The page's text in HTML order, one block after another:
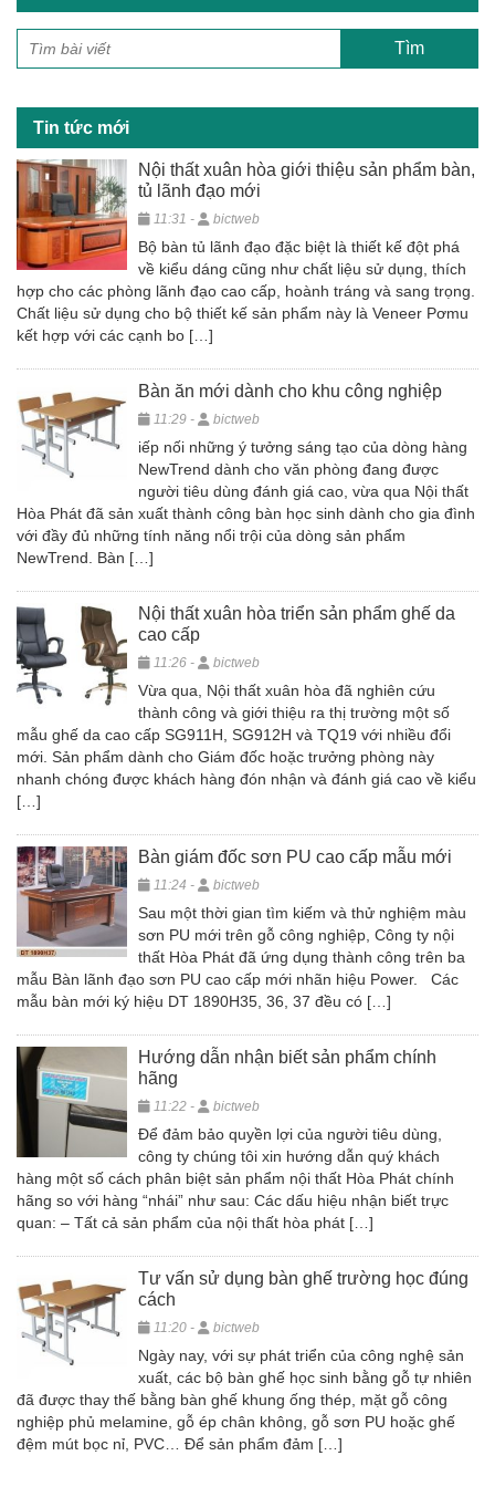
e
b
o
k
er e
Tin tức mới
Nội thất xuân hòa giới thiệu sản phẩm bàn,
tủ lãnh đạo mới
11:31 - bictweb
Bộ bàn tủ lãnh đạo đặc biệt là thiết kế đột phá
về kiểu dáng cũng như chất liệu sử dụng, thích
hợp cho các phòng lãnh đạo cao cấp, hoành tráng và sang trọng.
Chất liệu sử dụng cho bộ thiết kế sản phẩm này là Veneer Pơmu
kết hợp với các cạnh bo […]
Bàn ăn mới dành cho khu công nghiệp
11:29 - bictweb
iếp nối những ý tưởng sáng tạo của dòng hàng
NewTrend dành cho văn phòng đang được
người tiêu dùng đánh giá cao, vừa qua Nội thất
Hòa Phát đã sản xuất thành công bàn học sinh dành cho gia đình
với đầy đủ những tính năng nổi trội của dòng sản phẩm
NewTrend. Bàn […]
Nội thất xuân hòa triển sản phẩm ghế da
cao cấp
11:26 - bictweb
Vừa qua, Nội thất xuân hòa đã nghiên cứu
thành công và giới thiệu ra thị trường một số
mẫu ghế da cao cấp SG911H, SG912H và TQ19 với nhiều đổi
mới. Sản phẩm dành cho Giám đốc hoặc trưởng phòng này
nhanh chóng được khách hàng đón nhận và đánh giá cao về kiểu
[…]
Bàn giám đốc sơn PU cao cấp mẫu mới
11:24 - bictweb
Sau một thời gian tìm kiếm và thử nghiệm màu
sơn PU mới trên gỗ công nghiệp, Công ty nội
thất Hòa Phát đã ứng dụng thành công trên ba
mẫu Bàn lãnh đạo sơn PU cao cấp mới nhãn hiệu Power. Các
mẫu bàn mới ký hiệu DT 1890H35, 36, 37 đều có […]
Hướng dẫn nhận biết sản phẩm chính
hãng
11:22 - bictweb
Để đảm bảo quyền lợi của người tiêu dùng,
công ty chúng tôi xin hướng dẫn quý khách
hàng một số cách phân biệt sản phẩm nội thất Hòa Phát chính
hãng so với hàng “nhái” như sau: Các dấu hiệu nhận biết trực
quan: – Tất cả sản phẩm của nội thất hòa phát […]
Tư vấn sử dụng bàn ghế trường học đúng
cách
11:20 - bictweb
Ngày nay, với sự phát triển của công nghệ sản
xuất, các bộ bàn ghế học sinh bằng gỗ tự nhiên
đã được thay thế bằng bàn ghế khung ống thép, mặt gỗ công
nghiệp phủ melamine, gỗ ép chân không, gỗ sơn PU hoặc ghế
đệm mút bọc nỉ, PVC… Để sản phẩm đảm […]